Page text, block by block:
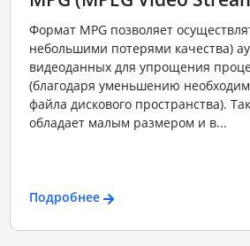
Формат MPG позволяет
небольшими потерями качества)
видеоданных для упрощения
(благодаря уменьшению
файла дискового пространства).
обладает малым размером и в...
Подробнее